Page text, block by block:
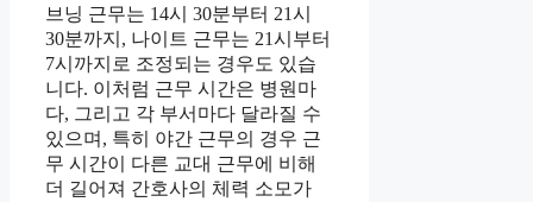
브닝 근무는 14시 30분부터 21시
30분까지, 나이트 근무는 21시부터
7시까지로 조정되는 경우도 있습
니다. 이처럼 근무 시간은 병원마
다, 그리고 각 부서마다 달라질 수
있으며, 특히 야간 근무의 경우 근
무 시간이 다른 교대 근무에 비해
더 길어져 간호사의 체력 소모가